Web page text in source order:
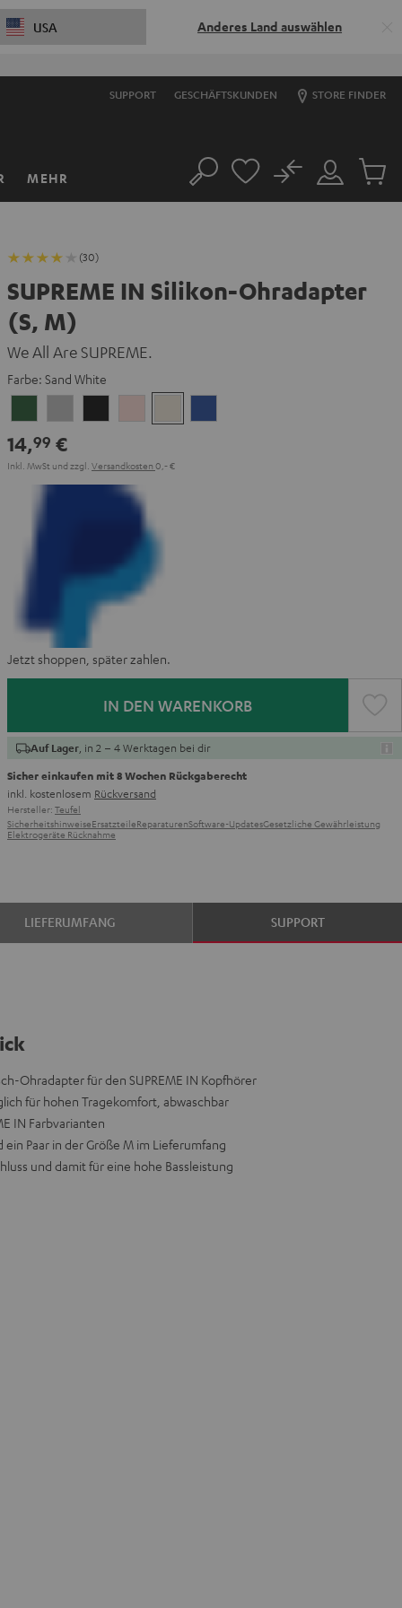
USA Anderes Land auswählen
SUPPORT GESCHÄFTSKUNDEN STORE FINDER
MEHR Suche
Mein
Konto
No
Artikel
(30)
SUPREME IN Silikon-Ohradapter
(S, M)
We All Are SUPREME.
Farbe: Sand White
Green
Gray
Gold
White
14,99 €
Inkl. MwSt und zzgl. Versandkosten 0,‐ €
Jetzt shoppen, später zahlen.
IN DEN WARENKORB
Auf Lager , in 2 – 4 Werktagen bei dir
Sicher einkaufen mit 8 Wochen Rückgaberecht
inkl. kostenlosem Rückversand
Hersteller: Teufel
SicherheitshinweiseErsatzteileReparaturenSoftware-UpdatesGesetzliche Gewährleistung
Elektrogeräte Rücknahme
LIEFERUMFANG SUPPORT
Ohradapter für den SUPREME IN Kopfhörer
für hohen Tragekomfort, abwaschbar
IN Farbvarianten
ein Paar in der Größe M im Lieferumfang
und damit für eine hohe Bassleistung